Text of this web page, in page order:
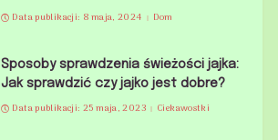
Data publikacji: 8 maja, 2024 Dom
Sposoby sprawdzenia świeżości jajka:
Jak sprawdzić czy jajko jest dobre?
Data publikacji: 25 maja, 2023 Ciekawostki